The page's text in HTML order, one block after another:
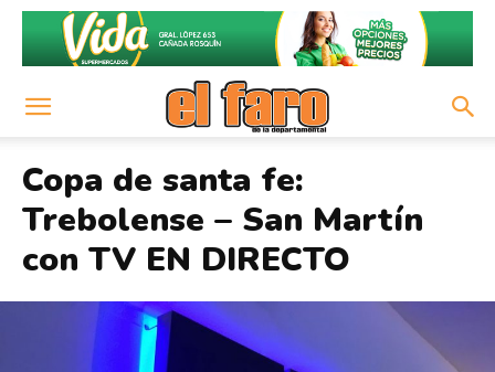
Copa de santa fe:
Trebolense – San Martín
con TV EN DIRECTO